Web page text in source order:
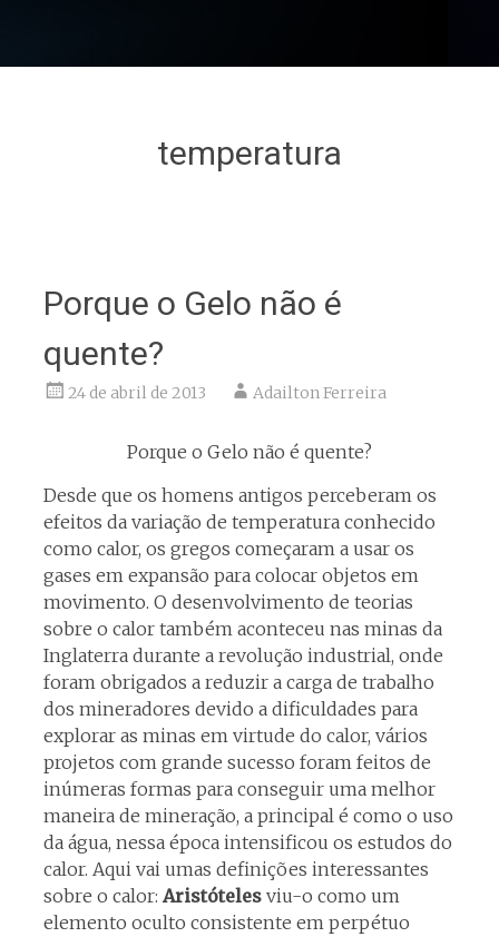
temperatura
Porque o Gelo não é
quente?
24 de abril de 2013 Adailton Ferreira
Porque o Gelo não é quente?
Desde que os homens antigos perceberam os
efeitos da variação de temperatura conhecido
como calor, os gregos começaram a usar os
gases em expansão para colocar objetos em
movimento. O desenvolvimento de teorias
sobre o calor também aconteceu nas minas da
Inglaterra durante a revolução industrial, onde
foram obrigados a reduzir a carga de trabalho
dos mineradores devido a dificuldades para
explorar as minas em virtude do calor, vários
projetos com grande sucesso foram feitos de
inúmeras formas para conseguir uma melhor
maneira de mineração, a principal é como o uso
da água, nessa época intensificou os estudos do
calor. Aqui vai umas definições interessantes
sobre o calor: Aristótelesviu-o como um
elemento oculto consistente em perpétuo